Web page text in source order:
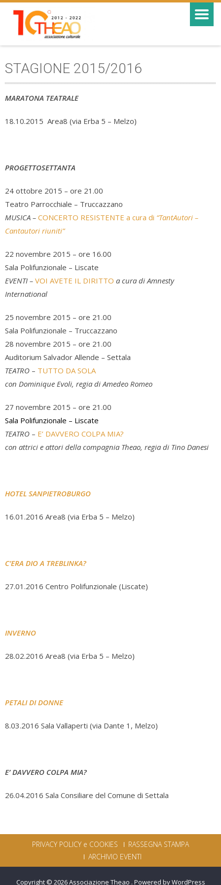
STAGIONE 2015/2016
MARATONA TEATRALE
18.10.2015 Area8 (via Erba 5 – Melzo)
PROGETTOSETTANTA
24 ottobre 2015 – ore 21.00
Teatro Parrocchiale – Truccazzano
MUSICA – CONCERTO RESISTENTE a cura di “TantAutori –
Cantautori riuniti”
22 novembre 2015 – ore 16.00
Sala Polifunzionale – Liscate
EVENTI – VOI AVETE IL DIRITTO a cura di Amnesty
International
25 novembre 2015 – ore 21.00
Sala Polifunzionale – Truccazzano
28 novembre 2015 – ore 21.00
Auditorium Salvador Allende – Settala
TEATRO – TUTTO DA SOLA
con Dominique Evoli, regia di Amedeo Romeo
27 novembre 2015 – ore 21.00
Sala Polifunzionale – Liscate
TEATRO – E’ DAVVERO COLPA MIA?
con attrici e attori della compagnia Theao, regia di Tino Danesi
HOTEL SANPIETROBURGO
16.01.2016 Area8 (via Erba 5 – Melzo)
C’ERA DIO A TREBLINKA?
27.01.2016 Centro Polifunzionale (Liscate)
INVERNO
28.02.2016 Area8 (via Erba 5 – Melzo)
PETALI DI DONNE
8.03.2016 Sala Vallaperti (via Dante 1, Melzo)
E’ DAVVERO COLPA MIA?
26.04.2016 Sala Consiliare del Comune di Settala
PRIVACY POLICY e COOKIES
RASSEGNA STAMPA
ARCHIVIO EVENTI
Copyright © 2026Associazione Theao . Powered by WordPress